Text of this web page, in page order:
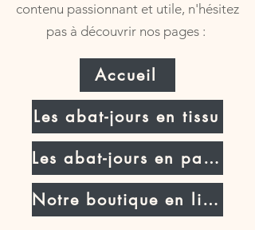
contenu passionnant et utile, n'hésitez
pas à découvrir nos pages :
Accueil
Les abat-jours en tissu
Les abat-jours en parchemin
Notre boutique en ligne